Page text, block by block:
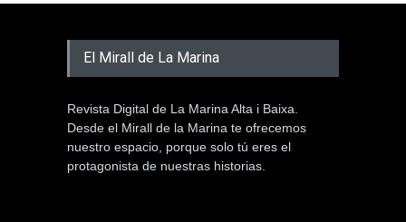
El Mirall de La Marina
Revista Digital de La Marina Alta i Baixa.
Desde el Mirall de la Marina te ofrecemos
nuestro espacio, porque solo tú eres el
protagonista de nuestras historias.